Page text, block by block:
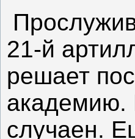
21-й
решает
академию.
случаен.